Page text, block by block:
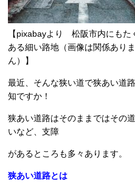
【pixabayより 松阪市内にもた
ある細い路地（画像は関係あり
ん）】
最近、そんな狭い道で狭あい道
知ですか！
狭あい道路はそのままではその
いなど、支障
があるところも多々あります。
狭あい道路とは